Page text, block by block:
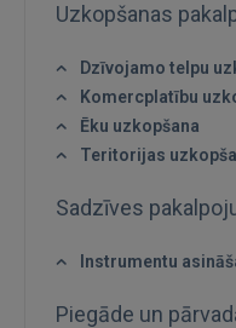
Uzkopšanas
Dzīvojamo telpu
Komercplatību
Ēku uzkopšana
Teritorijas
Sadzīves
Instrumentu
Piegāde un